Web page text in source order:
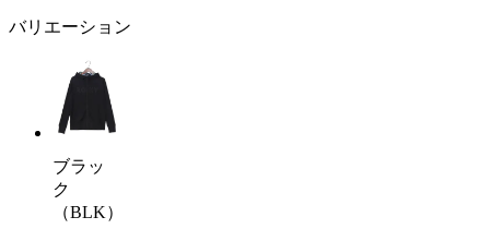
バリエーション
ブラッ
ク
（BLK）